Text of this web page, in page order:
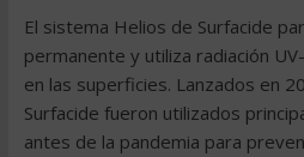
El sistema Helios de Surfacide
permanente y utiliza radiación
en las superficies. Lanzados en
Surfacide fueron utilizados
antes de la pandemia para